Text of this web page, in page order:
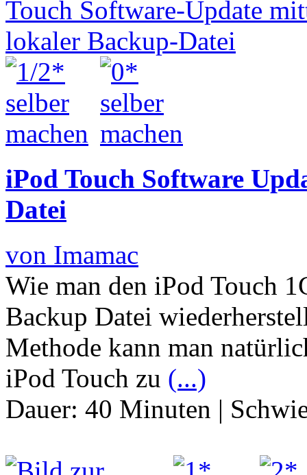
iPod Touch Software
Datei
von Imamac
Wie man den iPod Touch
Backup Datei
Methode kann man
iPod Touch zu (...)
Dauer: 40 Minuten |